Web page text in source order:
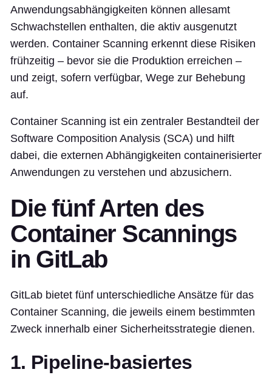
Anwendungsabhängigkeiten können allesamt
Schwachstellen enthalten, die aktiv ausgenutzt
werden. Container Scanning erkennt diese Risiken
frühzeitig – bevor sie die Produktion erreichen –
und zeigt, sofern verfügbar, Wege zur Behebung
auf.
Container Scanning ist ein zentraler Bestandteil der
Software Composition Analysis (SCA) und hilft
dabei, die externen Abhängigkeiten containerisierter
Anwendungen zu verstehen und abzusichern.
Die fünf Arten des
Container Scannings
in GitLab
GitLab bietet fünf unterschiedliche Ansätze für das
Container Scanning, die jeweils einem bestimmten
Zweck innerhalb einer Sicherheitsstrategie dienen.
1. Pipeline-basiertes